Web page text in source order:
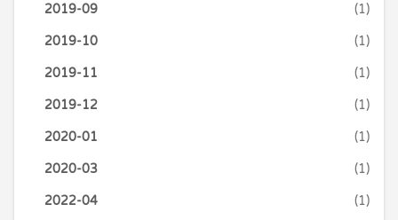
2019-09 (1)
2019-10 (1)
2019-11 (1)
2019-12 (1)
2020-01 (1)
2020-03 (1)
2022-04 (1)